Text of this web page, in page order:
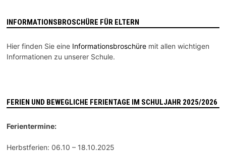
INFORMATIONSBROSCHÜRE FÜR ELTERN
Hier finden Sie eine Informationsbroschüremit allen wichtigen
Informationen zu unserer Schule.
FERIEN UND BEWEGLICHE FERIENTAGE IM SCHULJAHR 2025/2026
Ferientermine:
Herbstferien: 06.10 – 18.10.2025